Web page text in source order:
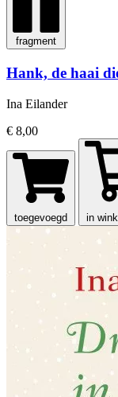
fragment
Hank, de haai
Ina Eilander
€ 8,00
toegevoegd in